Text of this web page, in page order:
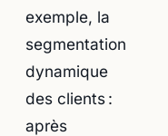
exemple, la
segmentation
dynamique
des clients :
après